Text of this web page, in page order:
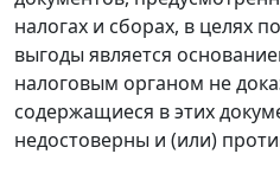
налогах и сборах, в целях
выгоды является
налоговым органом не
содержащиеся в этих
недостоверны и (или)